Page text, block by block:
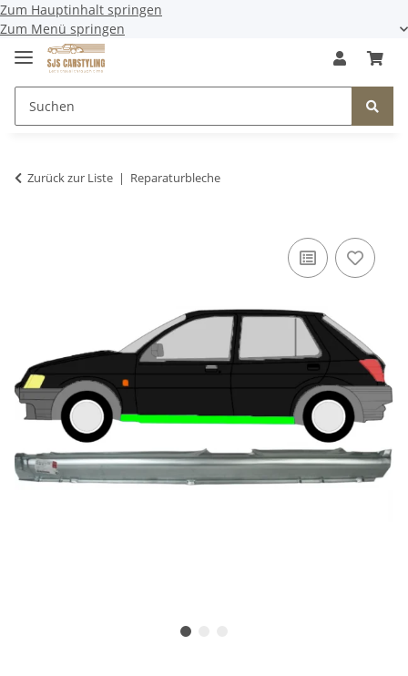
Zum Hauptinhalt springen
Zum Menü springen
Zurück zur Liste Reparaturbleche